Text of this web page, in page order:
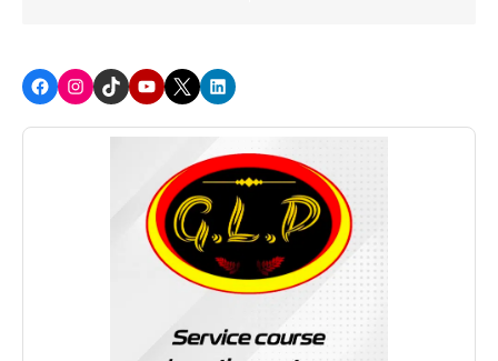
FacebookInstagram
TikTokYoutube
X LinkedIn